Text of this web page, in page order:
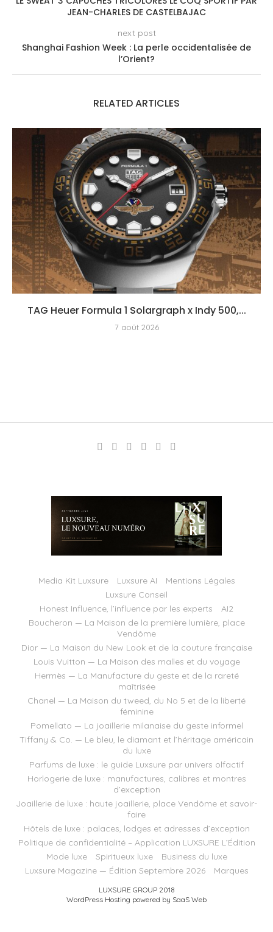
JEAN-CHARLES DE CASTELBAJAC
next post
Shanghai Fashion Week : La perle occidentalisée de
l’Orient?
RELATED ARTICLES
TAG Heuer Formula 1 Solargraph x Indy 500,...
7 août 2026
Media Kit Luxsure Luxsure AI
Mentions Légales
Luxsure Conseil
Honest Influence, l’influence par les experts
AI2
Boucheron — La Maison de la première lumière, place
Vendôme
Dior — La Maison du New Look et de la couture française
Louis Vuitton — La Maison des malles et du voyage
Hermès — La Manufacture du geste et de la rareté
maîtrisée
Chanel — La Maison du tweed, du No 5 et de la liberté
féminine
Pomellato — La joaillerie milanaise du geste informel
Tiffany & Co. — Le bleu, le diamant et l’héritage américain
du luxe
Parfums de luxe : le guide Luxsure par univers olfactif
Horlogerie de luxe : manufactures, calibres et montres
d’exception
Joaillerie de luxe : haute joaillerie, place Vendôme et savoir-
faire
Hôtels de luxe : palaces, lodges et adresses d’exception
Politique de confidentialité – Application LUXSURE L’Édition
Mode luxe
Spiritueux luxe
Business du luxe
Luxsure Magazine — Édition Septembre 2026
Marques
LUXSURE GROUP 2018
WordPress Hosting powered by SaaS Web